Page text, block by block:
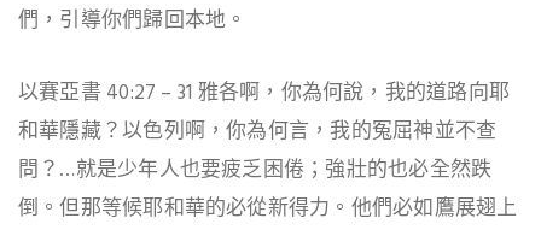
們，引導你們歸回本地。
以賽亞書 40:27 – 31 雅各啊，你為何說，我的道路向耶
和華隱藏？以色列啊，你為何言，我的冤屈神並不查
問？…就是少年人也要疲乏困倦；強壯的也必全然跌
倒。但那等候耶和華的必從新得力。他們必如鷹展翅上